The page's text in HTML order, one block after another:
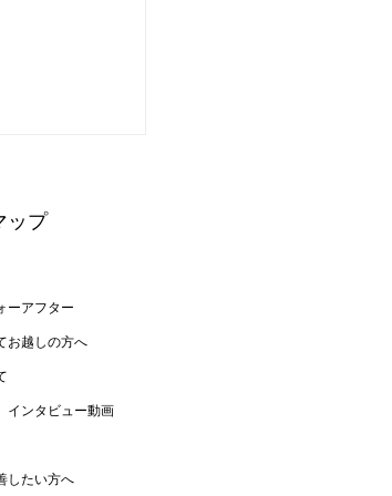
善して姿勢
ップ
ーアフター
お越しの方へ
ンタビュー動画
したい方へ